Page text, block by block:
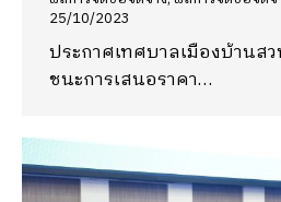
25/10/2023
ประกาศเทศบาลเมืองบ้านส
ชนะการเสนอราคา…